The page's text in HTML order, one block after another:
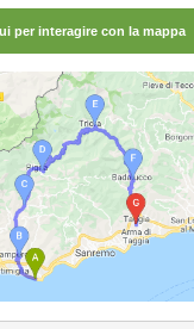
per interagire con la mappa